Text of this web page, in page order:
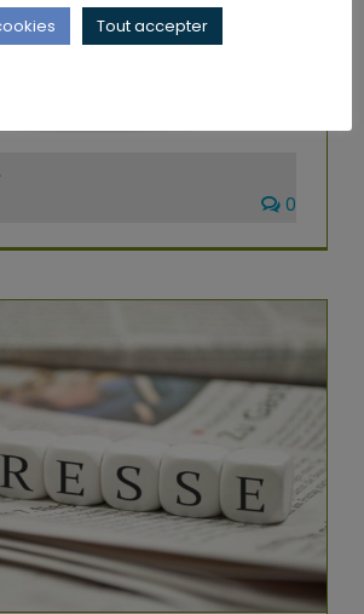
| mercredi, 29 Août
:Le Travail parlementaire
Lois
de la transition écologique
0
Tout accepter